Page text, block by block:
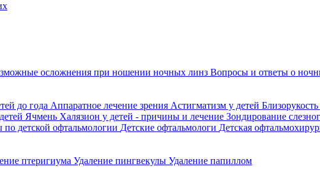
осложнения при ношении ночных линз Вопросы и ответы о
до года Аппаратное лечение зрения Астигматизм у детей
Ячмень Халязион у детей - причины и лечение Зондирование
детской офтальмологии Детские офтальмологи Детская
птеригиума Удаление пингвекулы Удаление папиллом